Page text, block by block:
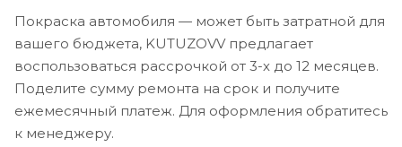
Покраска автомобиля — может быть затратной для
вашего бюджета, KUTUZOVV предлагает
воспользоваться рассрочкой от 3-х до 12 месяцев.
Поделите сумму ремонта на срок и получите
ежемесячный платеж. Для оформления обратитесь
к менеджеру.